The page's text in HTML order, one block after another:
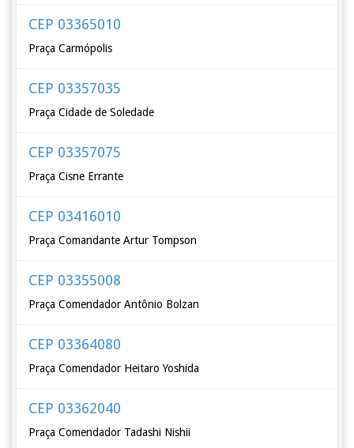
CEP 03365010
Praça Carmópolis
CEP 03357035
Praça Cidade de Soledade
CEP 03357075
Praça Cisne Errante
CEP 03416010
Praça Comandante Artur Tompson
CEP 03355008
Praça Comendador Antônio Bolzan
CEP 03364080
Praça Comendador Heitaro Yoshida
CEP 03362040
Praça Comendador Tadashi Nishii